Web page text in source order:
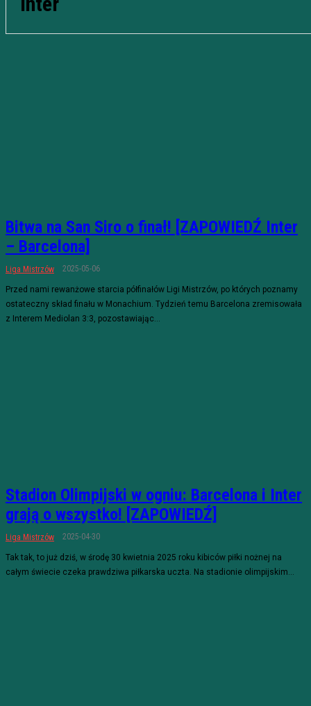
Bitwa na San Siro o finał! [ZAPOWIEDŹ Inter
– Barcelona]
Liga Mistrzów 2025-05-06
Przed nami rewanżowe starcia półfinałów Ligi Mistrzów, po których poznamy
ostateczny skład finału w Monachium. Tydzień temu Barcelona zremisowała
z Interem Mediolan 3:3, pozostawiając...
Stadion Olimpijski w ogniu: Barcelona i Inter
grają o wszystko! [ZAPOWIEDŹ]
Liga Mistrzów 2025-04-30
Tak tak, to już dziś, w środę 30 kwietnia 2025 roku kibiców piłki nożnej na
całym świecie czeka prawdziwa piłkarska uczta. Na stadionie olimpijskim...